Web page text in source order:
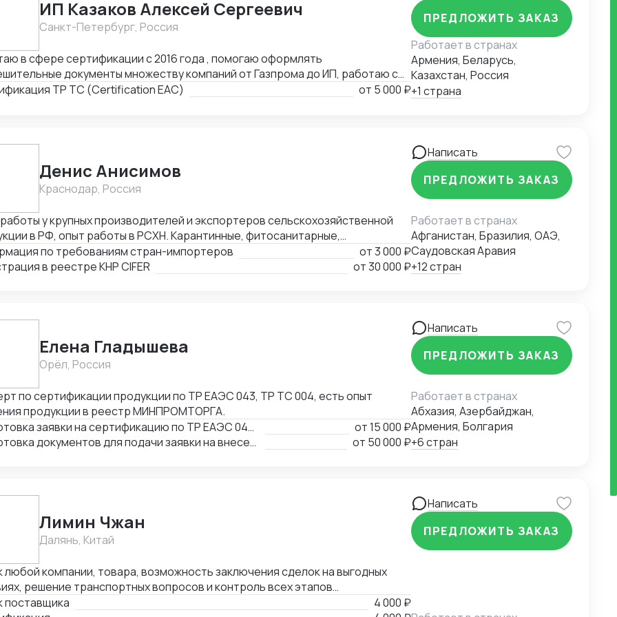
ИП Казаков Алексей Сергеевич
Санкт-Петербург, Россия
в сфере сертификации с 2016 года , помогаю оформлять
документы множеству компаний от Газпрома до ИП, работаю с
брокерами
ТР ТС (Certification EAC) от 5 000 ₽
ПРЕДЛОЖИТЬ ЗАКАЗ
Работает в странах
Армения, Беларусь,
Казахстан, Россия
+1 страна
Денис Анисимов
Краснодар, Россия
у крупных производителей и экспортеров сельскохозяйственной
в РФ, опыт работы в РСХН. Карантинные, фитосанитарные,
и иные сертификаты. Взаимодействие с лабораториями,
сюрвейерами, фумигаторами и т.д. Работа в ГИС Аргус-фито,
по требованиям стран-импортеров от3 000 ₽
в реестре КНР CIFER
от30 000 ₽
Написать
ПРЕДЛОЖИТЬ ЗАКАЗ
Работает в странах
Афганистан, Бразилия, ОАЭ,
Саудовская Аравия
+12 стран
Елена Гладышева
Орёл, Россия
по сертификации продукции по ТР ЕАЭС 043, ТР ТС 004, есть опыт
продукции в реестр МИНПРОМТОРГА.
Подготовка заявки на сертификацию по ТР ЕАЭС 043, ТР ТС 004, ТР ТС 020, ТР ТС 010, 123-ФЗ
от15 000 ₽
Подготовка документов для подачи заявки на внесение в реестр Минпромторга
от 50 000 ₽
Написать
ПРЕДЛОЖИТЬ ЗАКАЗ
Работает в странах
Абхазия, Азербайджан,
Армения, Болгария
+6 стран
Лимин Чжан
Далянь, Китай
любой компании, товара, возможность заключения сделок на выгодных
решение транспортных вопросов и контроль всех этапов
с иностранными партнерами.
поставщика
4 000 ₽
Написать
ПРЕДЛОЖИТЬ ЗАКАЗ